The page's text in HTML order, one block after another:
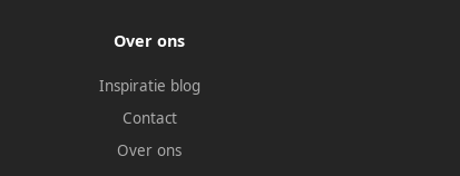
Over ons
Inspiratie blog
Contact
Over ons